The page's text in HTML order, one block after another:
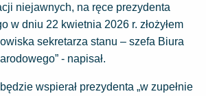
niejawnych, na ręce prezydenta
w dniu 22 kwietnia 2026 r. złożyłem
sekretarza stanu – szefa Biura
- napisał.
wspierał prezydenta „w zupełnie